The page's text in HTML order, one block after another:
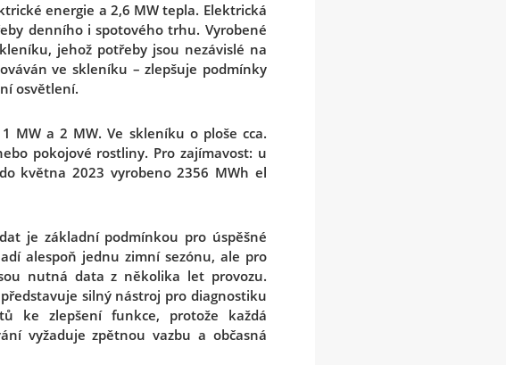
energie a 2,6 MW tepla. Elektrická
denního i spotového trhu. Vyrobené
jehož potřeby jsou nezávislé na
ve skleníku – zlepšuje podmínky
osvětlení.
MW a 2 MW. Ve skleníku o ploše cca.
pokojové rostliny. Pro zajímavost: u
května 2023 vyrobeno 2356 MWh el
je základní podmínkou pro úspěšné
alespoň jednu zimní sezónu, ale pro
nutná data z několika let provozu.
silný nástroj pro diagnostiku
ke zlepšení funkce, protože každá
vyžaduje zpětnou vazbu a občasná